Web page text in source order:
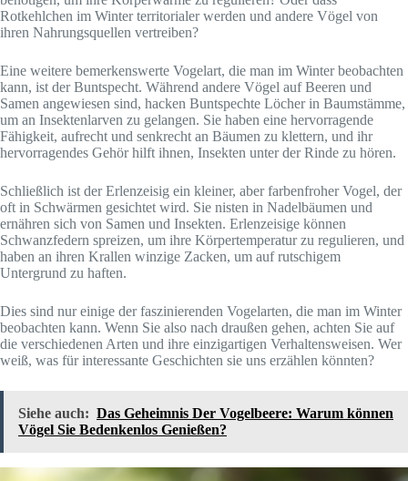
Rotkehlchen im Winter territorialer werden und andere Vögel von
ihren Nahrungsquellen vertreiben?
Eine weitere bemerkenswerte Vogelart, die man im Winter beobachten
kann, ist der Buntspecht. Während andere Vögel auf Beeren und
Samen angewiesen sind, hacken Buntspechte Löcher in Baumstämme,
um an Insektenlarven zu gelangen. Sie haben eine hervorragende
Fähigkeit, aufrecht und senkrecht an Bäumen zu klettern, und ihr
hervorragendes Gehör hilft ihnen, Insekten unter der Rinde zu hören.
Schließlich ist der Erlenzeisig ein kleiner, aber farbenfroher Vogel, der
oft in Schwärmen gesichtet wird. Sie nisten in Nadelbäumen und
ernähren sich von Samen und Insekten. Erlenzeisige können
Schwanzfedern spreizen, um ihre Körpertemperatur zu regulieren, und
haben an ihren Krallen winzige Zacken, um auf rutschigem
Untergrund zu haften.
Dies sind nur einige der faszinierenden Vogelarten, die man im Winter
beobachten kann. Wenn Sie also nach draußen gehen, achten Sie auf
die verschiedenen Arten und ihre einzigartigen Verhaltensweisen. Wer
weiß, was für interessante Geschichten sie uns erzählen könnten?
Siehe auch: Das Geheimnis Der Vogelbeere: Warum können
Vögel Sie Bedenkenlos Genießen?